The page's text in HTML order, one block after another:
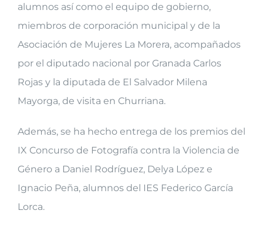
alumnos así como el equipo de gobierno,
miembros de corporación municipal y de la
Asociación de Mujeres La Morera, acompañados
por el diputado nacional por Granada Carlos
Rojas y la diputada de El Salvador Milena
Mayorga, de visita en Churriana.
Además, se ha hecho entrega de los premios del
IX Concurso de Fotografía contra la Violencia de
Género a Daniel Rodríguez, Delya López e
Ignacio Peña, alumnos del IES Federico García
Lorca.